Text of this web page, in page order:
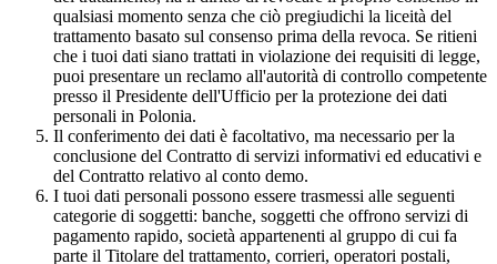
qualsiasi momento senza che ciò pregiudichi la liceità del
trattamento basato sul consenso prima della revoca. Se ritieni
che i tuoi dati siano trattati in violazione dei requisiti di legge,
puoi presentare un reclamo all'autorità di controllo competente
presso il Presidente dell'Ufficio per la protezione dei dati
personali in Polonia.
Il conferimento dei dati è facoltativo, ma necessario per la
conclusione del Contratto di servizi informativi ed educativi e
del Contratto relativo al conto demo.
I tuoi dati personali possono essere trasmessi alle seguenti
categorie di soggetti: banche, soggetti che offrono servizi di
pagamento rapido, società appartenenti al gruppo di cui fa
parte il Titolare del trattamento, corrieri, operatori postali,